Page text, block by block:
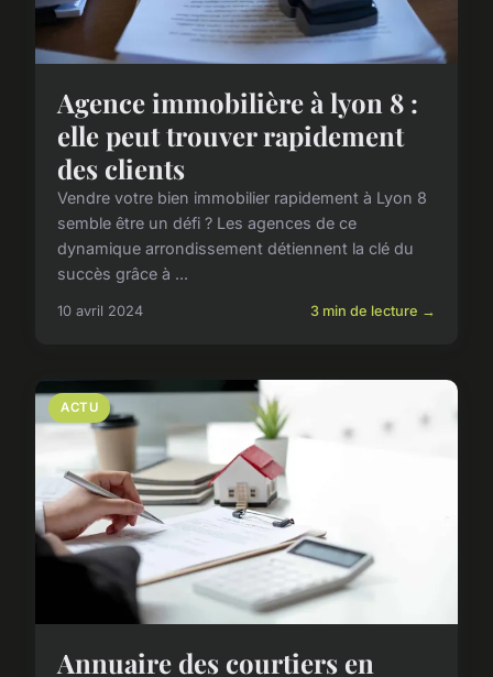
Agence immobilière à lyon 8 :
elle peut trouver rapidement
des clients
Vendre votre bien immobilier rapidement à Lyon 8
semble être un défi ? Les agences de ce
dynamique arrondissement détiennent la clé du
succès grâce à ...
10 avril 2024 3 min de lecture →
ACTU
Annuaire des courtiers en